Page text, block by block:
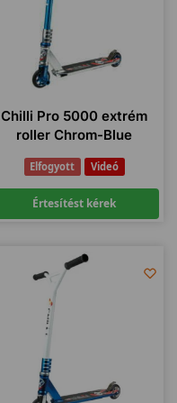
Chilli Pro 5000 extrém
roller Chrom-Blue
Elfogyott Videó
Értesítést kérek